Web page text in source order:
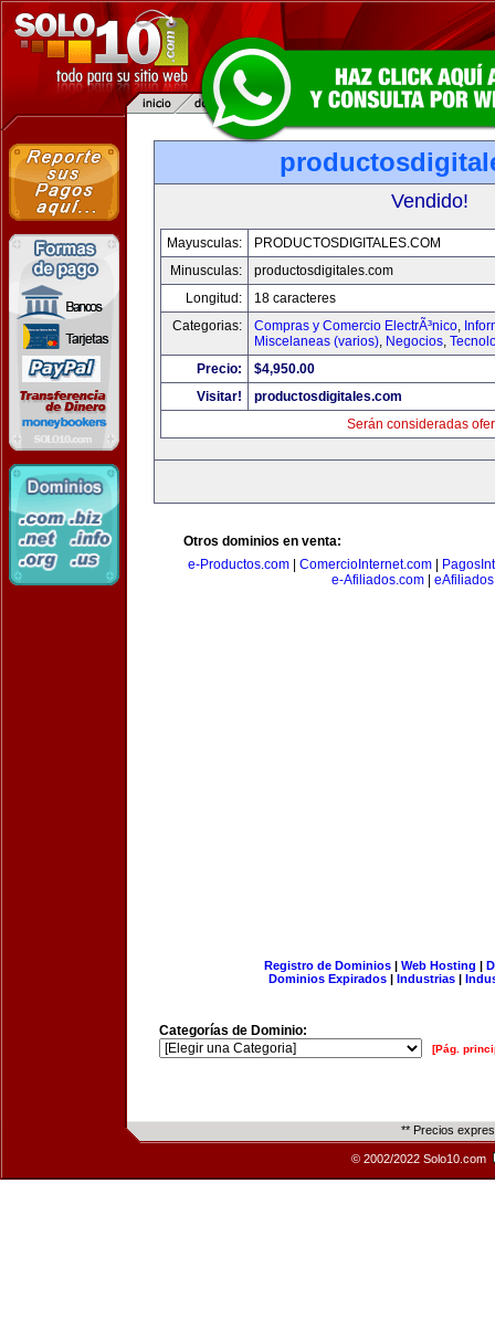
Vendido!
Mayusculas:
PRODUCTOSDIGITALES.COM
Minusculas:
productosdigitales.com
Longitud:
18 caracteres
Categorias:
Compras y Comercio ElectrÃ³nico,
Miscelaneas (varios), Negocios,
Precio:
$4,950.00
Visitar!
productosdigitales.com
Serán consideradas
Otros dominios en venta:
e-Productos.com
ComercioInternet.com
e-Afiliados.com|
Registro de Dominios| Web Hosting |
Dominios Expirados | Industrias |
Categorías de Dominio:
[Pág.
** Precios
© 2002/2022 Solo10.com